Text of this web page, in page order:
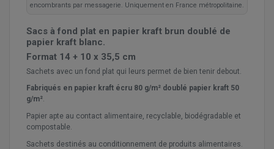
encombrants par messagerie. Uniquement en France métropolitaine.
Sacs à fond plat en papier kraft brun doublé de
papier kraft blanc.
Format 14 + 10 x 35,5 cm
Sachets avec un fond plat qui leurs permet de bien tenir debout.
Fabriqués en papier kraft écru 80 g/m² doublé papier kraft 50
g/m².
Papier apte au contact alimentaire, recyclable, biodégradable et
compostable.
Sachets destinés au conditionnement de produits alimentaires.